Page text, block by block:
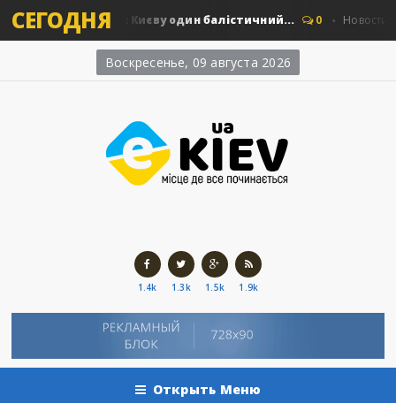
СЕГОДНЯ
скільки коштує Києву один балістичний... 0 Новости Киева
Воскресенье, 09 августа 2026
1.4k 1.3k 1.5k 1.9k
Открыть Меню